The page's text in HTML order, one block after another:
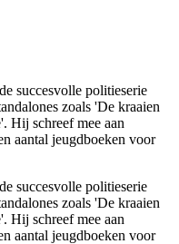
succesvolle politieserie
zoals 'De kraaien
Hij schreef mee aan
aantal jeugdboeken voor
succesvolle politieserie
zoals 'De kraaien
Hij schreef mee aan
aantal jeugdboeken voor